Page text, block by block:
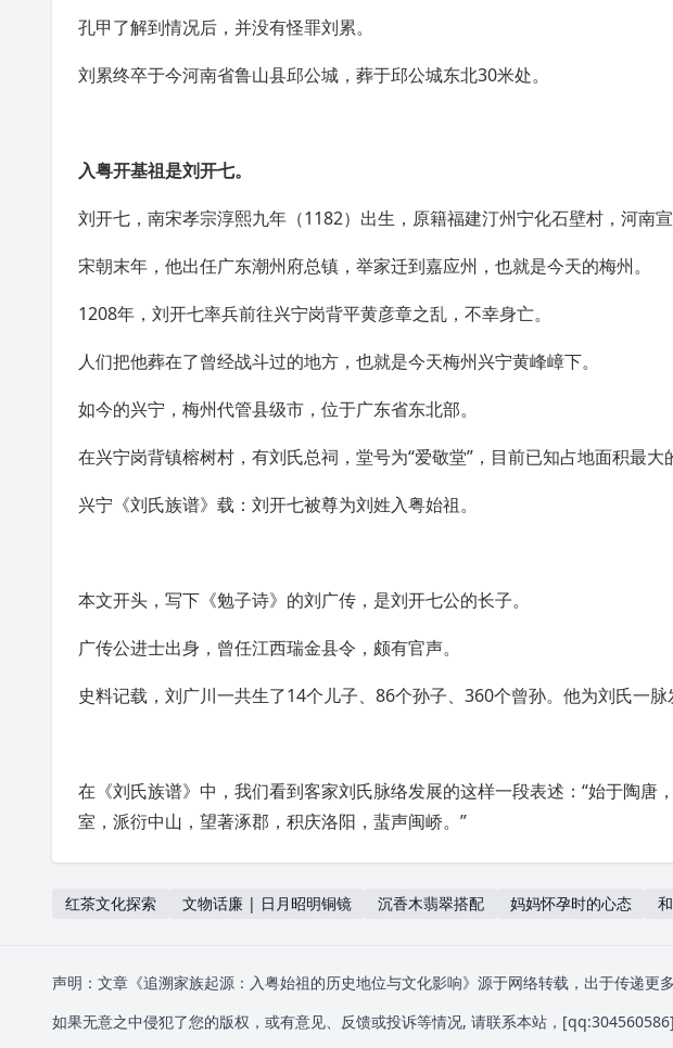
孔甲了解到情况后，并没有怪罪刘累。
刘累终卒于今河南省鲁山县邱公城，葬于邱公城东北30米处。
入粤开基祖是刘开七。
刘开七， 南宋孝宗淳熙九年（1182）出生，原籍福建汀州宁化石壁村，河南
宋朝末年，他出任广东潮州府总镇，举家迁到嘉应州 ，也就是今天的梅州。
1208年，刘开七率兵前往兴宁岗背平黄彦章之乱，不幸身亡。
人们把他葬在了曾经战斗过的地方，也就是今天梅州兴宁黄峰嶂下。
如今的兴宁 ，梅州代管县级市 ，位于广东省东北部。
在兴宁岗背镇榕树村，有刘氏总祠 ，堂号为“爱敬堂”，目前已知占地面积最大
兴宁《刘氏族谱》载：刘开七被尊为刘姓入粤始祖。
本文开头，写下《勉子诗》的刘广传，是刘开七公的长子。
广传公进士出身，曾任江西瑞金县令，颇有官声。
史料记载，刘广川一共生了14个儿子、86个孙子、360个曾孙。他为刘氏一脉
在《刘氏族谱》中，我们看到客家刘氏脉络发展的这样一段表述：“始于陶唐
室，派衍中山，望著涿郡 ，积庆洛阳 ，蜚声闽峤。”
红茶文化探索 文物话廉 | 日月昭明铜镜 沉香木翡翠搭配 妈妈怀孕时的心态
声明：文章《追溯家族起源：入粤始祖的历史地位与文化影响》源于网络转载，出于传递更
如果无意之中侵犯了您的版权，或有意见、反馈或投诉等情况, 请联系本站，[qq:304560586]